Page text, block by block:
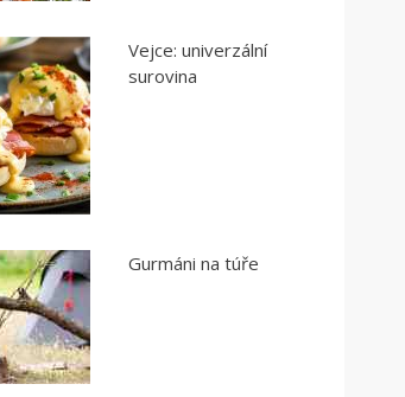
Vejce: univerzální
surovina
Gurmáni na túře